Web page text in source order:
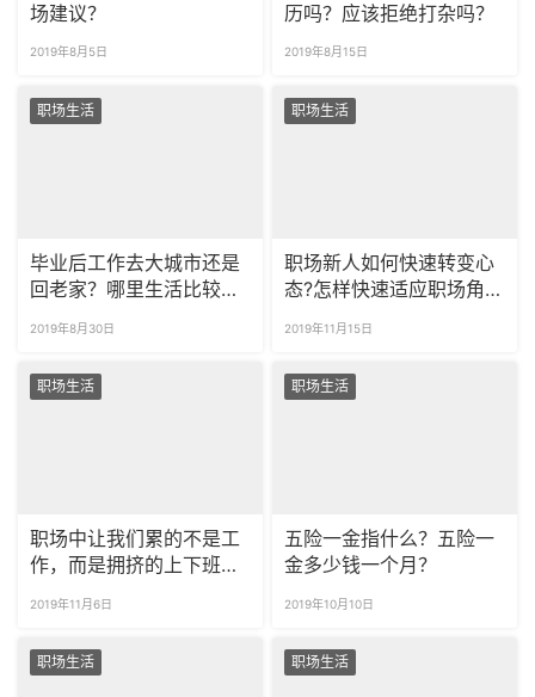
场建议？
2019年8月5日
历吗？应该拒绝打杂吗？
2019年8月15日
职场生活
毕业后工作去大城市还是
回老家？哪里生活比较
2019年8月30日
职场生活
职场新人如何快速转变心
态?怎样快速适应职场角
2019年11月15日
职场生活
职场中让我们累的不是工
作，而是拥挤的上下班路
2019年11月6日
职场生活
五险一金指什么？五险一
金多少钱一个月？
2019年10月10日
职场生活 职场生活